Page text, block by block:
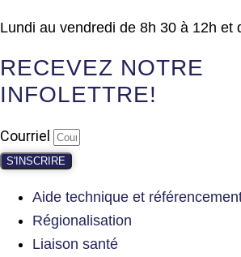
Lundi au vendredi de 8h 30 à 12h et
RECEVEZ NOTRE
INFOLETTRE!
Courriel
S'INSCRIRE
Aide technique et
Régionalisation
Liaison santé